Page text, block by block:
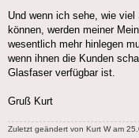
Und wenn ich sehe, wie
können, werden meiner
wesentlich mehr hinlegen
wenn ihnen die Kunden
Glasfaser verfügbar ist.
Gruß Kurt
Zuletzt geändert von Kurt Wam